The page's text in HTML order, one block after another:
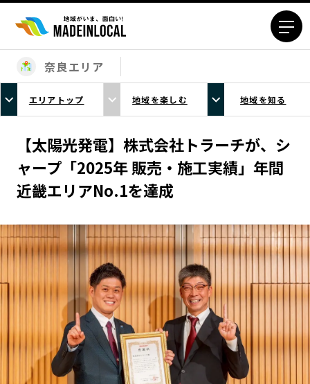
エリアから探す
北海道エリア
青森エリア
岩手エリア
宮城エリア
秋田エリア
山形エリア
福島エリア
茨城エリア
栃木エリア
群馬エリア
埼玉エリア
千葉エリア
東京23区エリア
多摩エリア
神奈川エリア
新潟エリア
富山エリア
石川エリア
福井エリア
山梨エリア
長野エリア
岐阜エリア
静岡エリア
愛知エリア
三重エリア
滋賀エリア
奈良エリア
エリアトップ 地域を楽しむ 地域を知る
【太陽光発電】株式会社トラーチが、シ
ャープ「2025年 販売・施工実績」年間
近畿エリアNo.1を達成